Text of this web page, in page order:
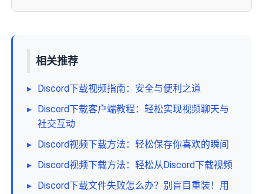
相关推荐
▸ Discord下载视频指南：安全与便利之道
▸ Discord下载客户端教程：轻松实现视频聊天与
社交互动
▸ Discord视频下载方法：轻松保存你喜欢的瞬间
▸ Discord视频下载方法：轻松从Discord下载视频
▸ Discord下载文件失败怎么办？别盲目重装！用